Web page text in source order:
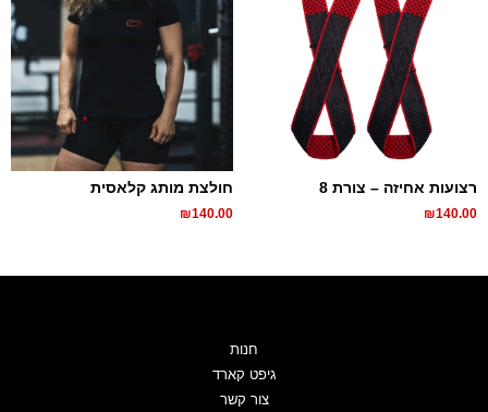
רצועות אחיזה – צורת 8
₪140.00
חולצת מותג קלאסית
₪140.00
חנות
גיפט קארד
צור קשר